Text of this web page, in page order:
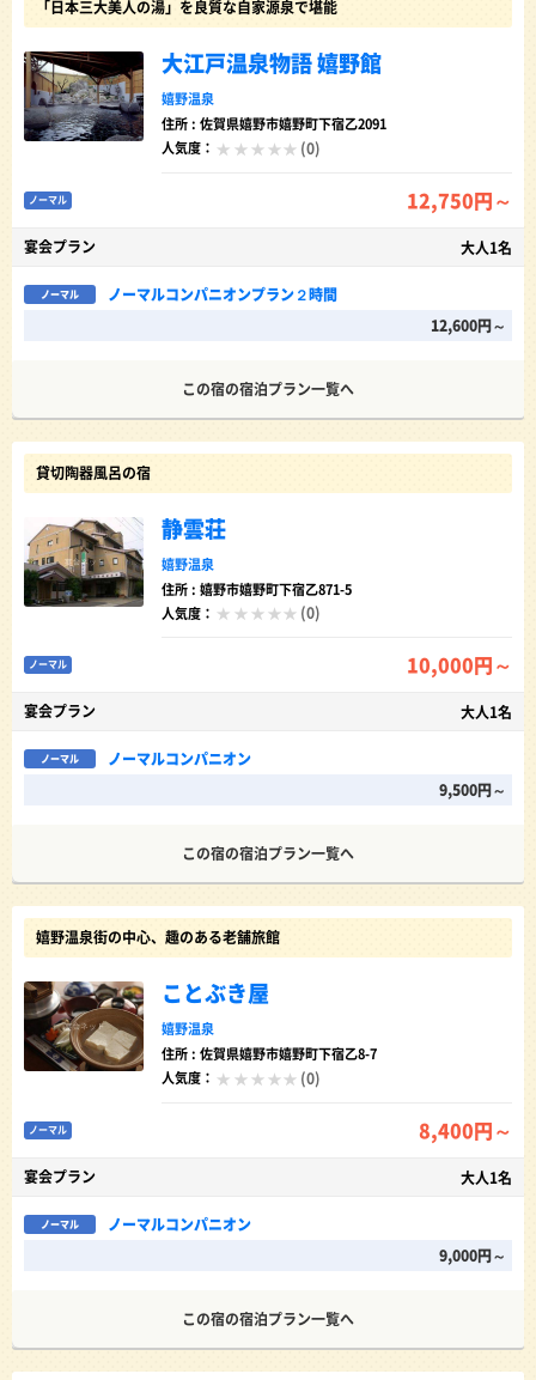
「日本三大美人の湯」を良質な自家源泉で堪能
大江戸温泉物語 嬉野館
嬉野温泉
住所 : 佐賀県嬉野市嬉野町下宿乙2091
人気度：
(0)
ノーマル 12,750円～
宴会プラン 大人1名
ノーマル
ノーマルコンパニオンプラン２時間
12,600円～
この宿の宿泊プラン一覧へ
貸切陶器風呂の宿
静雲荘
嬉野温泉
住所 : 嬉野市嬉野町下宿乙871-5
人気度：
(0)
ノーマル 10,000円～
宴会プラン 大人1名
ノーマル
ノーマルコンパニオン
9,500円～
この宿の宿泊プラン一覧へ
嬉野温泉街の中心、趣のある老舗旅館
ことぶき屋
嬉野温泉
住所 : 佐賀県嬉野市嬉野町下宿乙8-7
人気度：
(0)
ノーマル 8,400円～
宴会プラン 大人1名
ノーマル
ノーマルコンパニオン
9,000円～
この宿の宿泊プラン一覧へ